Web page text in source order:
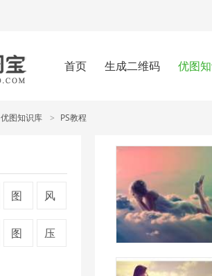
首页 生成二维码 优图
优图知识库 > PS教程
图
风
图
压